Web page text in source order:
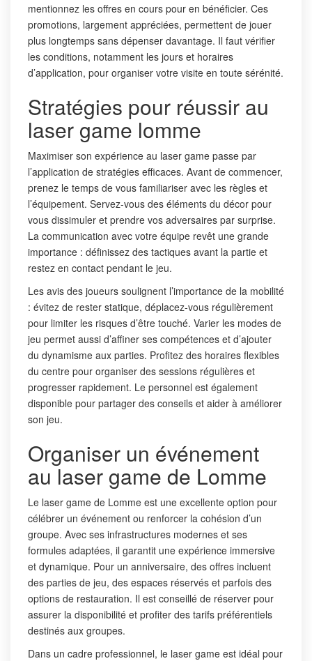
mentionnez les offres en cours pour en bénéficier. Ces
promotions, largement appréciées, permettent de jouer
plus longtemps sans dépenser davantage. Il faut vérifier
les conditions, notamment les jours et horaires
d’application, pour organiser votre visite en toute sérénité.
Stratégies pour réussir au
laser game lomme
Maximiser son expérience au laser game passe par
l’application de stratégies efficaces. Avant de commencer,
prenez le temps de vous familiariser avec les règles et
l’équipement. Servez-vous des éléments du décor pour
vous dissimuler et prendre vos adversaires par surprise.
La communication avec votre équipe revêt une grande
importance : définissez des tactiques avant la partie et
restez en contact pendant le jeu.
Les avis des joueurs soulignent l’importance de la mobilité
: évitez de rester statique, déplacez-vous régulièrement
pour limiter les risques d’être touché. Varier les modes de
jeu permet aussi d’affiner ses compétences et d’ajouter
du dynamisme aux parties. Profitez des horaires flexibles
du centre pour organiser des sessions régulières et
progresser rapidement. Le personnel est également
disponible pour partager des conseils et aider à améliorer
son jeu.
Organiser un événement
au laser game de Lomme
Le laser game de Lomme est une excellente option pour
célébrer un événement ou renforcer la cohésion d’un
groupe. Avec ses infrastructures modernes et ses
formules adaptées, il garantit une expérience immersive
et dynamique. Pour un anniversaire, des offres incluent
des parties de jeu, des espaces réservés et parfois des
options de restauration. Il est conseillé de réserver pour
assurer la disponibilité et profiter des tarifs préférentiels
destinés aux groupes.
Dans un cadre professionnel, le laser game est idéal pour